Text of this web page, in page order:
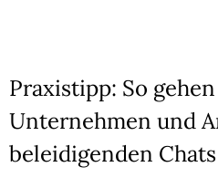
Praxistipp: So
Unternehmen und
beleidigenden